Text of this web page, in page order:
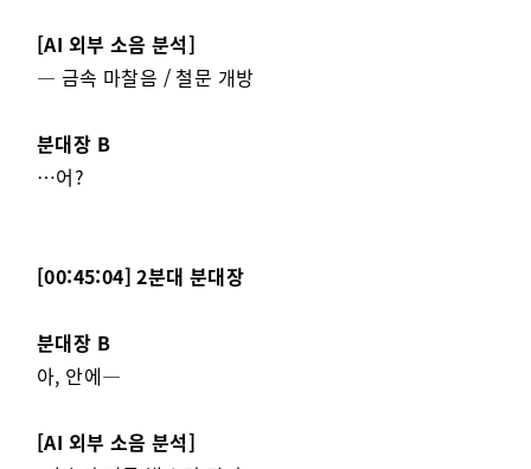
[AI 외부 소음 분석]
— 금속 마찰음 / 철문 개방
분대장 B
…어?
[00:45:04] 2분대 분대장
분대장 B
아, 안에—
[AI 외부 소음 분석]